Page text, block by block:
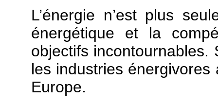
L’énergie n’est plus
énergétique et la
objectifs incontournables.
les industries
Europe.